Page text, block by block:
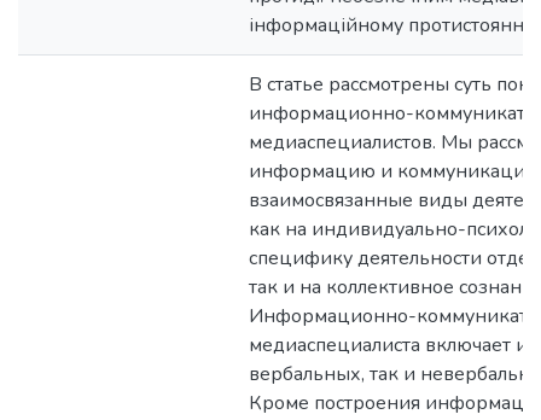
інформаційному протистоянні.
В статье рассмотрены суть
информационно-
медиаспециалистов. Мы
информацию и коммуникацию
взаимосвязанные виды
как на индивидуально-
специфику деятельности
так и на коллективное
Информационно-
медиаспециалиста включает
вербальных, так и
Кроме построения